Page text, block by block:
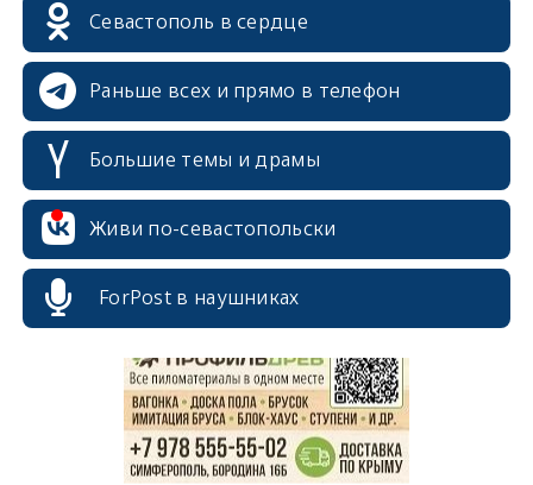
Севастополь в сердце
Раньше всех и прямо в телефон
Большие темы и драмы
Живи по-севастопольски
ForPost в наушниках
erid: 2SDnjdPjgYS